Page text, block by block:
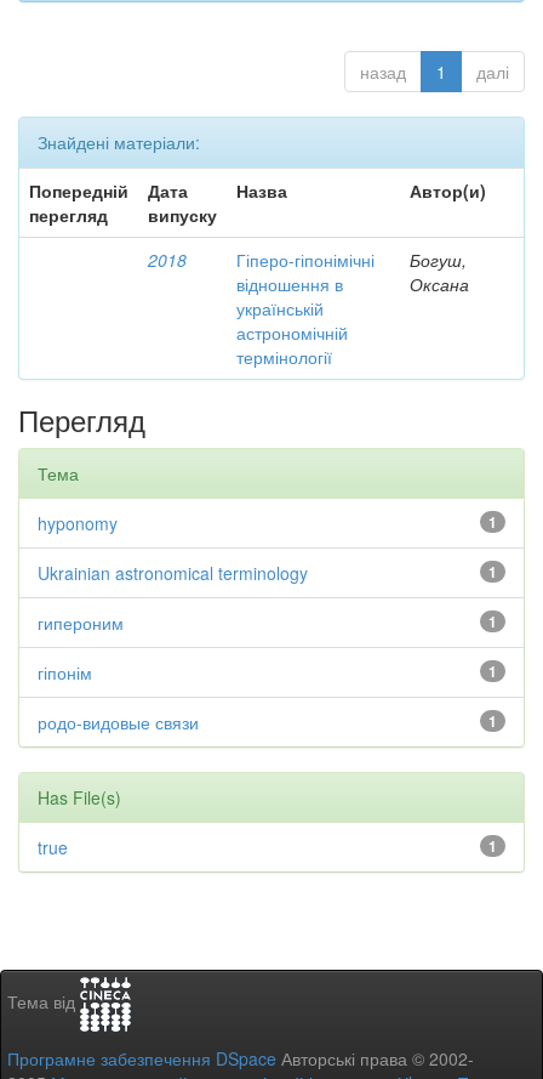
назад 1 далі
Знайдені матеріали:
Попередній
перегляд
Дата
випуску
Назва Автор(и)
2018
Гіперо-гіпонімічні
відношення в
українській
астрономічній
термінології
Богуш,
Оксана
Перегляд
Тема
1
hyponomy
1
Ukrainian astronomical terminology
1
гипероним
1
гіпонім
1
родо-видовые связи
Has File(s)
1
true
Тема від
Програмне забезпечення DSpace Авторські права © 2002-